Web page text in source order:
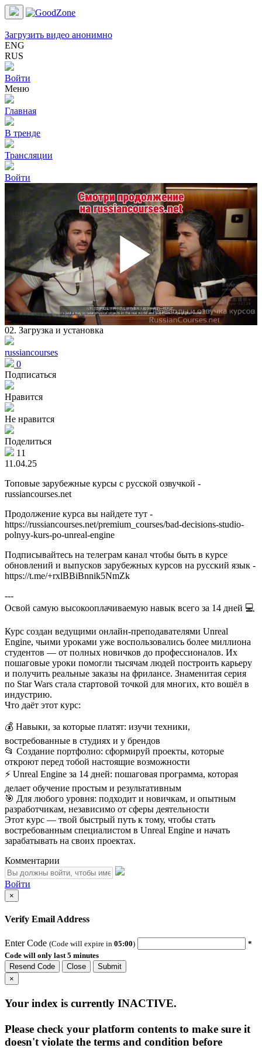
Загрузить видео анонимно
ENG
RUS
Войти
Меню
Главная
В тренде
Трансляции
Войти
Play
02. Загрузка и установка
russiancourses
0
Подписаться
Нравится
Не нравится
Поделиться
11
11.04.25
Топовые зарубежные курсы с русской озвучкой -
russiancourses.net
Продолжение курса вы найдете тут -
https://russiancourses.net/premium_courses/bad-decisions-studio-
polnyy-kurs-po-unreal-engine
Подписывайтесь на телеграм канал чтобы быть в курсе
обновлений и выпусков зарубежных курсов на русский язык -
https://t.me/+rxlBBiBnnik5NmZk
---
Освой самую высокооплачиваемую навык всего за 14 дней 💻
Курс создан ведущими онлайн-преподавателями Unreal
Engine, чьими уроками уже воспользовались более миллиона
студентов — от полных новичков до профессионалов. Их
пошаговые уроки помогли тысячам людей построить карьеру
и получить реальные заказы на фрилансе. Знаменитая серия
по Star Wars стала стартовой точкой для многих, кто вошёл в
индустрию.
Что даёт этот курс:
💰 Навыки, за которые платят: изучи техники,
востребованные в студиях и у брендов
📂 Создание портфолио: сформируй проекты, которые
откроют перед тобой настоящие возможности
⚡ Unreal Engine за 14 дней: пошаговая программа, которая
делает обучение простым и результативным
🎯 Для любого уровня: подходит и новичкам, и опытным
разработчикам, независимо от сферы деятельности
Этот курс — твой быстрый путь к тому, чтобы стать
востребованным специалистом в Unreal Engine и начать
зарабатывать на своих проектах.
Комментарии
Войти
×
Verify Email Address
Enter Code (Code will expire in 05:00)
*
Code will only last 5 minutes
Resend Code
Close
Submit
×
Your index is currently INACTIVE.
Please check your platform contents to make sure it
doesn't violate the terms and condition before